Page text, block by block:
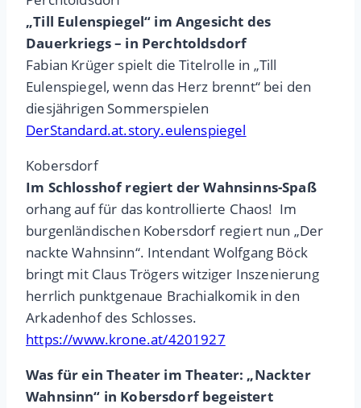
„Till Eulenspiegel“ im Angesicht des
Dauerkriegs – in Perchtoldsdorf
Fabian Krüger spielt die Titelrolle in „Till
Eulenspiegel, wenn das Herz brennt“ bei den
diesjährigen Sommerspielen
DerStandard.at.story.eulenspiegel
Kobersdorf
Im Schlosshof regiert der Wahnsinns-Spaß
orhang auf für das kontrollierte Chaos! Im
burgenländischen Kobersdorf regiert nun „Der
nackte Wahnsinn“. Intendant Wolfgang Böck
bringt mit Claus Trögers witziger Inszenierung
herrlich punktgenaue Brachialkomik in den
Arkadenhof des Schlosses.
https://www.krone.at/4201927
Was für ein Theater im Theater: „Nackter
Wahnsinn“ in Kobersdorf begeistert